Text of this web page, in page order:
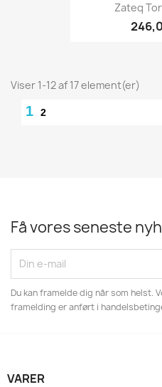
Zateq
Viser 1-12 af 17 element(er)
1 2
Få vores seneste
Du kan framelde dig når som helst.
framelding er anført i
VARER